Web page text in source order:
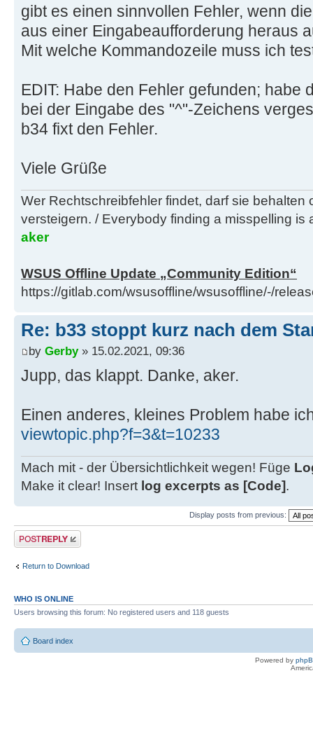
gibt es einen sinnvollen Fehler, wenn
aus einer Eingabeaufforderung heraus
Mit welche Kommandozeile muss ich
EDIT: Habe den Fehler gefunden; habe
bei der Eingabe des "^"-Zeichens
b34 fixt den Fehler.
Viele Grüße
Wer Rechtschreibfehler findet, darf sie behalten
versteigern. / Everybody finding a misspelling is
aker
WSUS Offline Update „Community Edition“
https://gitlab.com/wsusoffline/wsusoffline/-/
Re: b33 stoppt kurz nach dem
by Gerby» 15.02.2021, 09:36
Jupp, das klappt. Danke, aker.
Einen anderes, kleines Problem habe
viewtopic.php?f=3&t=10233
Mach mit - der Übersichtlichkeit wegen! Füge
Make it clear! Insert log excerpts as [Code].
Display posts from previous:
Post a reply
Return to Download
WHO IS ONLINE
Users browsing this forum: No registered users and 118 guests
Board index
Powered by